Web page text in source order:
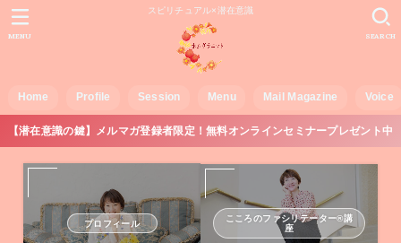
スピリチュアル×潜在意識
Home Profile Session Menu Mail Magazine Voice
SEARCH
MENU
【潜在意識の鍵】メルマガ登録者限定！無料オンラインセミナープレゼント中
プロフィール
こころのファシリテーター®講
座